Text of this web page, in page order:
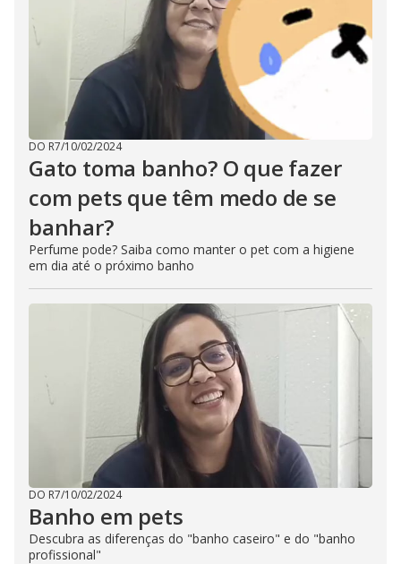
DO R7/10/02/2024
Gato toma banho? O que fazer
com pets que têm medo de se
banhar?
Perfume pode? Saiba como manter o pet com a higiene
em dia até o próximo banho
DO R7/10/02/2024
Banho em pets
Descubra as diferenças do "banho caseiro" e do "banho
profissional"